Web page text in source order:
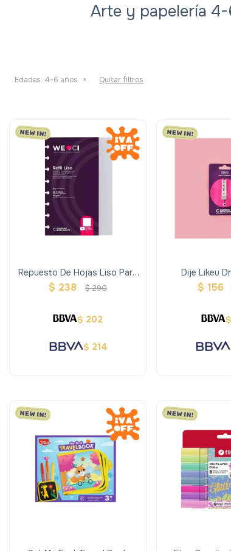
Arte y papelería
Edades: 4-6 años Quitar filtros
Repuesto De Hojas Liso Para
Cuaderno Inteligente Grande
$ 238 $290
$ 202
$ 214
Dije Likeu
Cuaderno
$ 156
$